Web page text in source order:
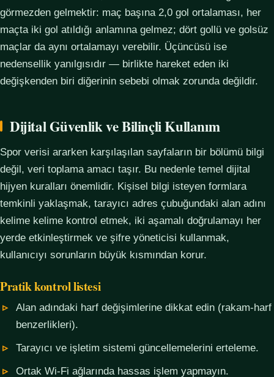
görmezden gelmektir: maç başına 2,0 gol ortalaması, her
maçta iki gol atıldığı anlamına gelmez; dört gollü ve golsüz
maçlar da aynı ortalamayı verebilir. Üçüncüsü ise
nedensellik yanılgısıdır — birlikte hareket eden iki
değişkenden biri diğerinin sebebi olmak zorunda değildir.
Dijital Güvenlik ve Bilinçli Kullanım
Spor verisi ararken karşılaşılan sayfaların bir bölümü bilgi
değil, veri toplama amacı taşır. Bu nedenle temel dijital
hijyen kuralları önemlidir. Kişisel bilgi isteyen formlara
temkinli yaklaşmak, tarayıcı adres çubuğundaki alan adını
kelime kelime kontrol etmek, iki aşamalı doğrulamayı her
yerde etkinleştirmek ve şifre yöneticisi kullanmak,
kullanıcıyı sorunların büyük kısmından korur.
Pratik kontrol listesi
Alan adındaki harf değişimlerine dikkat edin (rakam-harf
benzerlikleri).
Tarayıcı ve işletim sistemi güncellemelerini erteleme.
Ortak Wi-Fi ağlarında hassas işlem yapmayın.